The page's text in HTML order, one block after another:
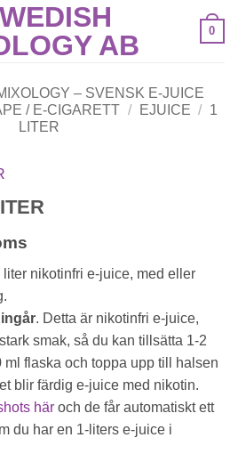
0
– SVENSK E-JUICE
/ E-CIGARETT / EJUICE / 1
LITER
nikotinfri e-juice, med eller
. Detta är nikotinfri e-juice,
smak, så du kan tillsätta 1-2
ml flaska och toppa upp till halsen
blir färdig e-juice med nikotin.
här och de får automatiskt ett
du har en 1-liters e-juice i